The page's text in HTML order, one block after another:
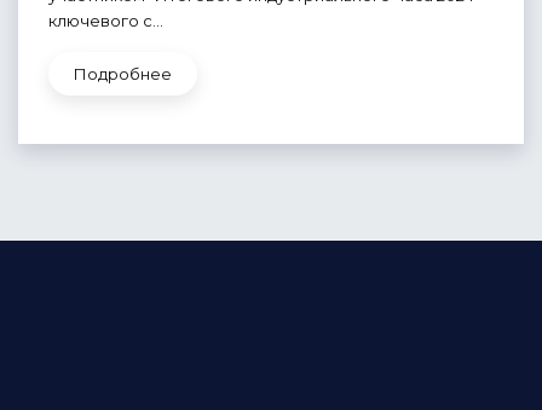
ключевого с...
Подробнее